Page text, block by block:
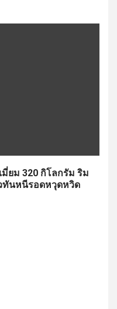
ยม 320 กิโลกรัม ริม
ทันหนีรอดหวุดหวิด